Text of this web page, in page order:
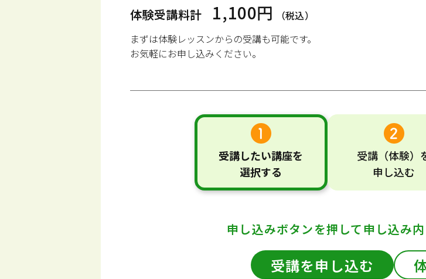
体験受講料計 1,100円
（税込）
まずは体験レッスンからの受講も可能です。
お気軽にお申し込みください。
受講したい講座を
選択する
受講 （体験）
申し込む
申し込みボタンを押して申し込み
受講を申し込む